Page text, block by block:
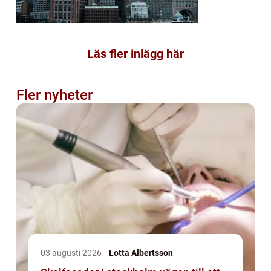
Läs fler inlägg här
Fler nyheter
03 augusti 2026 Lotta Albertsson